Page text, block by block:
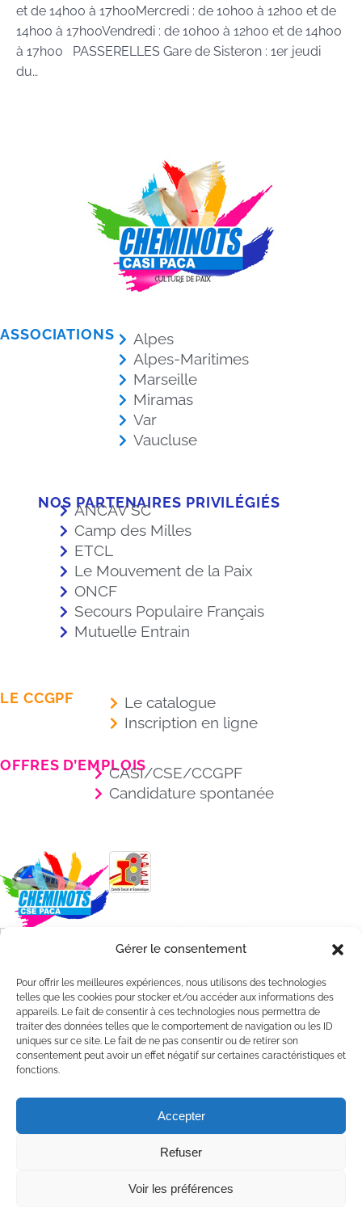
Gérer le consentement
Pour offrir les meilleures expériences, nous utilisons des technologies
telles que les cookies pour stocker et/ou accéder aux informations des
appareils. Le fait de consentir à ces technologies nous permettra de
traiter des données telles que le comportement de navigation ou les ID
uniques sur ce site. Le fait de ne pas consentir ou de retirer son
consentement peut avoir un effet négatif sur certaines caractéristiques et
fonctions.
Accepter
Refuser
Voir les préférences
et de 14h00 à 17h00Mercredi : de 10h00 à 12h00 et de
14h00 à 17h00Vendredi : de 10h00 à 12h00 et de 14h00
à 17h00 PASSERELLES Gare de Sisteron : 1er jeudi
du…
NOS PARTENAIRES PRIVILÉGIÉS
ANCAV SC
Camp des Milles
ETCL
Le Mouvement de la Paix
ONCF
Secours Populaire Français
Mutuelle Entrain
ASSOCIATIONS
Alpes
Alpes-Maritimes
Marseille
Miramas
Var
Vaucluse
LE CCGPF
Le catalogue
Inscription en ligne
OFFRES D’EMPLOISCASI/CSE/CCGPF
Candidature spontanée
@2025 – CASI Cheminots PACA /Mentions légales